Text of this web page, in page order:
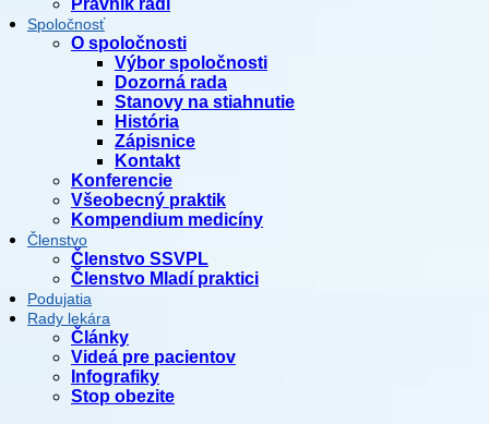
Právnik radí
Spoločnosť
O spoločnosti
Výbor spoločnosti
Dozorná rada
Stanovy na stiahnutie
História
Zápisnice
Kontakt
Konferencie
Všeobecný praktik
Kompendium medicíny
Členstvo
Členstvo SSVPL
Členstvo Mladí praktici
Podujatia
Rady lekára
Články
Videá pre pacientov
Infografiky
Stop obezite